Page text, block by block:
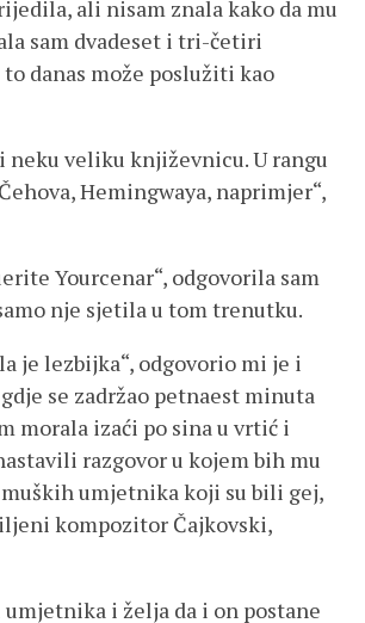
ali nisam znala kako da mu
sam dvadeset i tri-četiri
danas može poslužiti kao
neku veliku književnicu. U rangu
Hemingwaya, naprimjer“,
Yourcenar“, odgovorila sam
nje sjetila u tom trenutku.
je lezbijka“, odgovorio mi je i
se zadržao petnaest minuta
morala izaći po sina u vrtić i
razgovor u kojem bih mu
umjetnika koji su bili gej,
kompozitor Čajkovski,
i želja da i on postane